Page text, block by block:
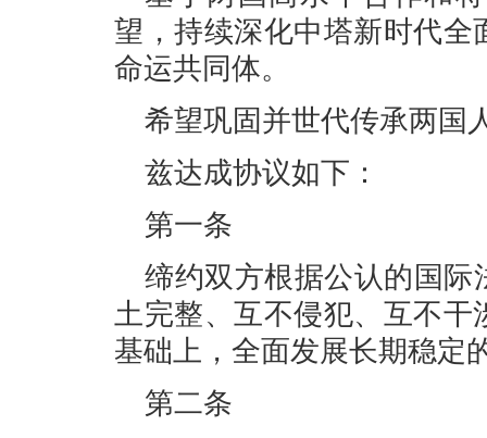
望，持续深化中塔新时代
命运共同体。
希望巩固并世代传承两国
兹达成协议如下：
第一条
缔约双方根据公认的国际
土完整、互不侵犯、互不
基础上，全面发展长期稳定
第二条